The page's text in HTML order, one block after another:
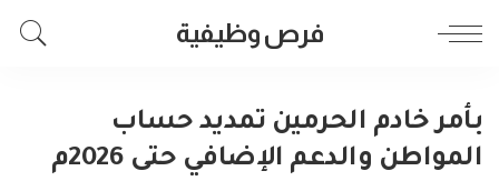
فرص وظيفية
بأمر خادم الحرمين تمديد حساب
المواطن والدعم الإضافي حتى 2026م